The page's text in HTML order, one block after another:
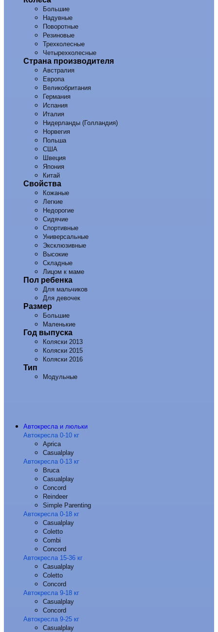
Большие
Надувные
Поворотные
Резиновые
Трехколесные
Четырехколесные
Страна производителя
Австралия
Европа
Великобритания
Германия
Испания
Италия
Нидерланды (Голландия)
Норвегия
Польша
США
Швеция
Япония
Китай
Свойства
Кожаные
Легкие
Недорогие
Сидячие
Спортивные
Универсальные
Эксклюзивные
Высокие
Складные
Лицом к маме
Пол ребенка
Для мальчиков
Для девочек
Размер
Большие
Маленькие
Год выпуска
Коляски 2013
Коляски 2015
Коляски 2016
Тип
Модульные
Автокресла и люльки
Автокресла 0-10 кг
Aprica
Casualplay
Автокресла 0-13 кг
Bruca
Casualplay
Concord
Reindeer
Simple Parenting
Автокресла 0-18 кг
Casualplay
Coletto
Combi
Concord
Автокресла 15-36 кг
Casualplay
Coletto
Concord
Автокресла 9-18 кг
Casualplay
Concord
Автокресла 9-25 кг
Casualplay